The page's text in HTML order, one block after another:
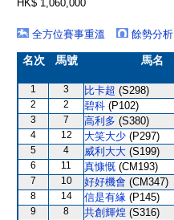
HK$ 1,060,000
全方位賽事重溫
餘勢分析
名次 馬號 馬名
1 3 比卡超 (S298)
2 2 碧科 (P102)
3 7 高利多 (S380)
4 12 大笑大少 (P297)
5 4 威利大大 (S199)
6 11 真慷慨 (CM193)
7 10 好好機會 (CM347)
8 14 信是有緣 (P145)
9 8 共創輝煌 (S316)